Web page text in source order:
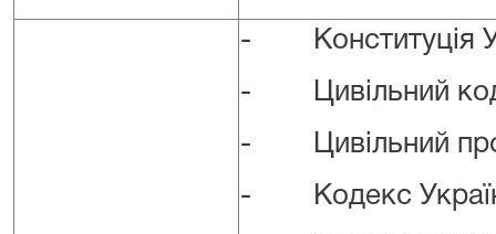
- Конституція
- Цивільний
- Цивільний
- Кодекс України